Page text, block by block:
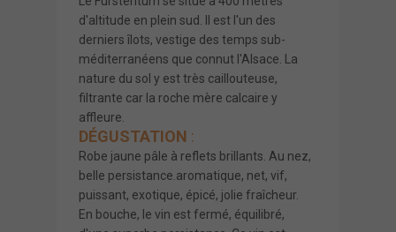
d'altitude en plein sud. Il est l'un des
derniers îlots, vestige des temps sub-
méditerranéens que connut l'Alsace. La
nature du sol y est très caillouteuse,
filtrante car la roche mère calcaire y
affleure.
DÉGUSTATION :
Robe jaune pâle à reflets brillants. Au nez,
belle persistance.aromatique, net, vif,
puissant, exotique, épicé, jolie fraîcheur.
En bouche, le vin est fermé, équilibré,